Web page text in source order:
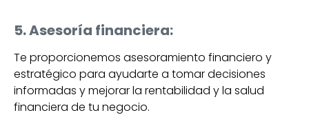
5. Asesoría financiera:
Te proporcionemos asesoramiento financiero y
estratégico para ayudarte a tomar decisiones
informadas y mejorar la rentabilidad y la salud
financiera de tu negocio.